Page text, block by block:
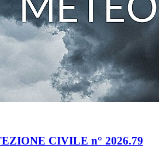
CIVILE n° 2026.79